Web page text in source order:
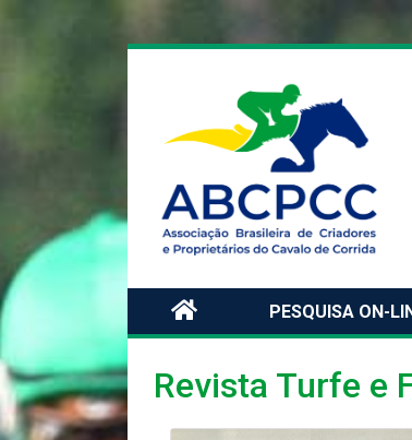
PESQUISA ON-
Revista Turfe e